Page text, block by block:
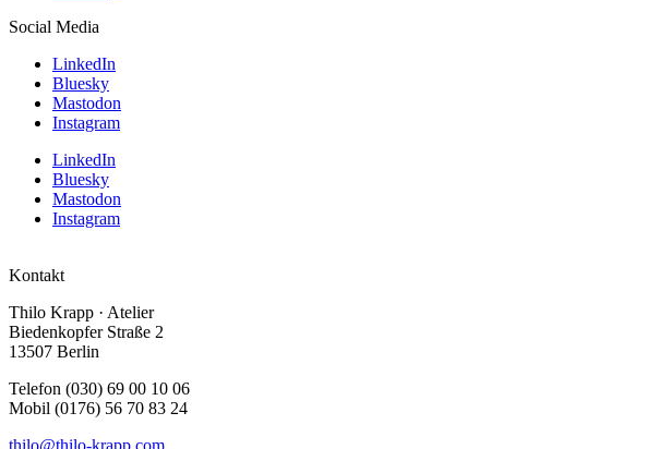
Social Media
LinkedIn
Bluesky
Mastodon
Instagram
LinkedIn
Bluesky
Mastodon
Instagram
Kontakt
Thilo Krapp · Atelier
Biedenkopfer Straße 2
13507 Berlin
Telefon (030) 69 00 10 06
Mobil (0176) 56 70 83 24
thilo@thilo-krapp.com